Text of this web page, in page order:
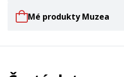
Mé produkty Muzea